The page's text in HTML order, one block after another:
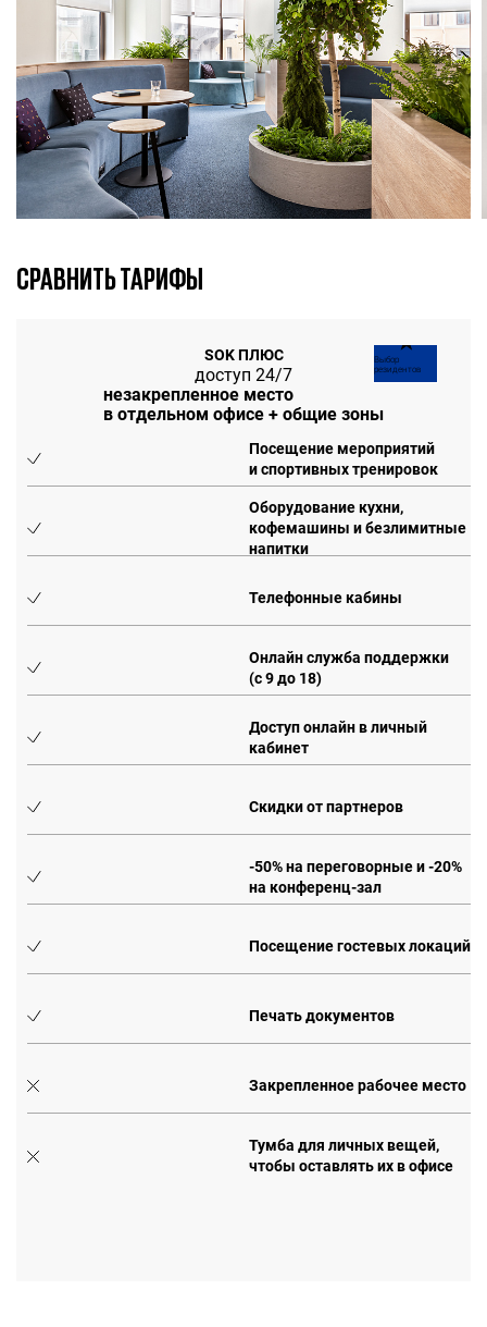
СРАВНИТЬ ТАРИФЫ
★
Выбор
резидентов
SOK ПЛЮС
доступ 24/7
незакрепленное место
в отдельном офисе + общие зоны
Посещение мероприятий
и спортивных тренировок
Оборудование кухни,
кофемашины и безлимитные
напитки
Телефонные кабины
Онлайн служба поддержки
(с 9 до 18)
Доступ онлайн в личный
кабинет
Скидки от партнеров
-50% на переговорные и -20%
на конференц-зал
Посещение гостевых локаций
Печать документов
Закрепленное рабочее место
Тумба для личных вещей,
чтобы оставлять их в офисе